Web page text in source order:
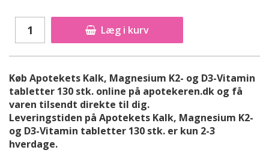
Læg i kurv
Køb Apotekets Kalk, Magnesium K2- og D3-Vitamin
tabletter 130 stk. online på apotekeren.dk og få
varen tilsendt direkte til dig.
Leveringstiden på Apotekets Kalk, Magnesium K2-
og D3-Vitamin tabletter 130 stk. er kun 2-3
hverdage.